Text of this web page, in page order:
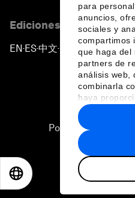
para
anuncios,
sociales y
compartimos
que haga del
partners de
análisis web,
combinarla
haya
recopilado a
hecho de
Ediciones en otros
EN ▪ES▪中文▪ 日本語
Política de
2026 Foro